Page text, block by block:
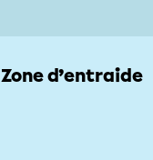
Zone d’entraide